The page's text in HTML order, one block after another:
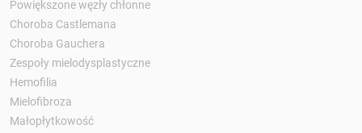
Powiększone węzły chłonne
Choroba Castlemana
Choroba Gauchera
Zespoły mielodysplastyczne
Hemofilia
Mielofibroza
Małopłytkowość